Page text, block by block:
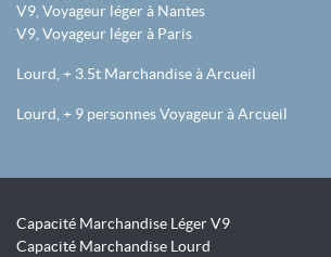
V9, Voyageur léger à Nantes
V9, Voyageur léger à Paris
Lourd, + 3.5t Marchandise à Arcueil
Lourd, + 9 personnes Voyageur à Arcueil
Capacité Marchandise Léger V9
Capacité Marchandise Lourd